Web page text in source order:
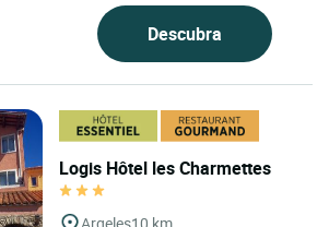
Descubra
Logis Hôtel les Charmettes